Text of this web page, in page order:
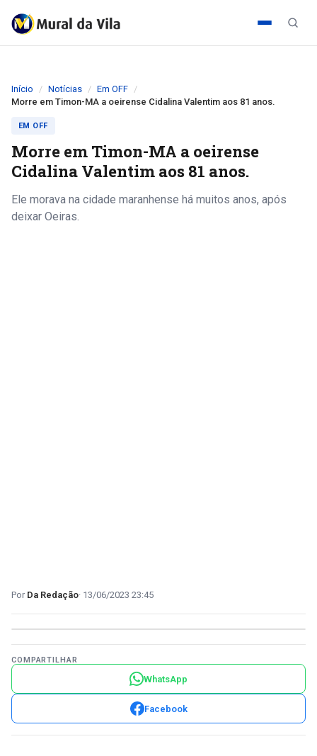
Início Notícias
Em OFF
Morre em Timon-MA a oeirense Cidalina Valentim aos 81 anos.
EM OFF
Morre em Timon-MA a oeirense
Cidalina Valentim aos 81 anos.
Ele morava na cidade maranhense há muitos anos, após
deixar Oeiras.
Da Redação 13/06/2023 23:45
COMPARTILHAR
WhatsApp
Facebook